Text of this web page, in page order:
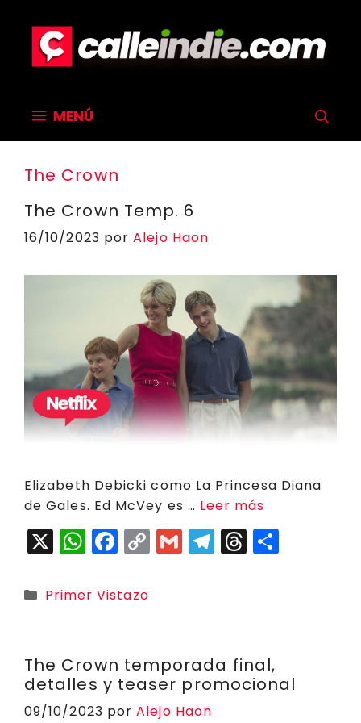
contenido
MENÚ
The Crown
The Crown Temp. 6
16/10/2023 porAlejo Haon
Elizabeth Debicki como La Princesa Diana
de Gales. Ed McVey es … Leer más
X W
h
a
p
p
F
a
c
o
o
C
o
n
k
G
m
T
el
a
m
T
h
d
s
rt
ir
Categorías
Primer Vistazo
The Crown temporada final,
detalles y teaser promocional
09/10/2023 porAlejo Haon